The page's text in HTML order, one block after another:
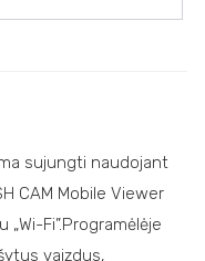
sujungti naudojant
CAM Mobile Viewer
Fi”.Programėlėje
vaizdus,